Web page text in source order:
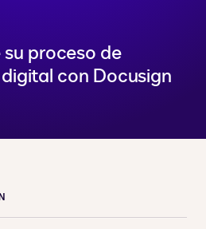
proceso de
con Docusign